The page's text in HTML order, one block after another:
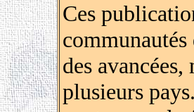
Ces
des
plusieurs